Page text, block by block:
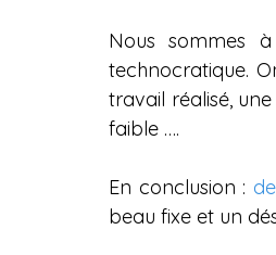
Nous sommes
technocratique.
travail réalisé,
faible ….
En conclusion :
beau fixe et un